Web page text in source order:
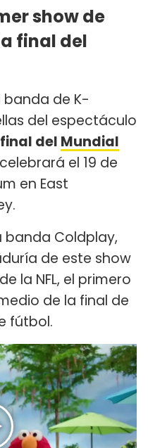
show de
final del
banda de K-
del espectáculo
final del Mundial
el 19 de
en East
banda Coldplay,
de este show
la NFL, el primero
de la final de
fútbol.